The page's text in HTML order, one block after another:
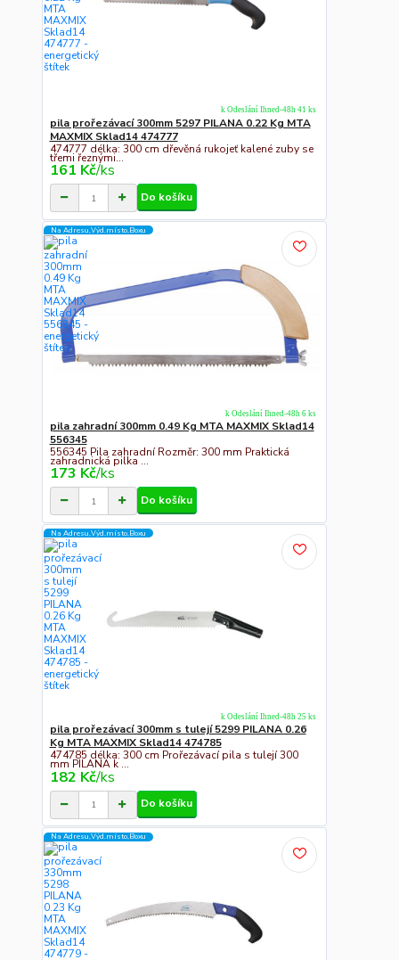
pila prořezávací 300mm 5297 PILANA 0.22 Kg MTA
MAXMIX Sklad14 474777
474777 délka: 300 cm dřevěná rukojeť kalené zuby se
třemi řeznými...
161 Kč/ks
k Odeslání Ihned-48h 41 ks
Do košíku
Na Adresu,Výd.místo,Boxu
pila zahradní 300mm 0.49 Kg MTA MAXMIX Sklad14
556345
556345 Pila zahradní Rozměr: 300 mm Praktická
zahradnická pilka ...
173 Kč/ks
k Odeslání Ihned-48h 6 ks
Do košíku
Na Adresu,Výd.místo,Boxu
pila prořezávací 300mm s tulejí 5299 PILANA 0.26
Kg MTA MAXMIX Sklad14 474785
474785 délka: 300 cm Prořezávací pila s tulejí 300
mm PILANA k ...
182 Kč/ks
k Odeslání Ihned-48h 25 ks
Do košíku
Na Adresu,Výd.místo,Boxu